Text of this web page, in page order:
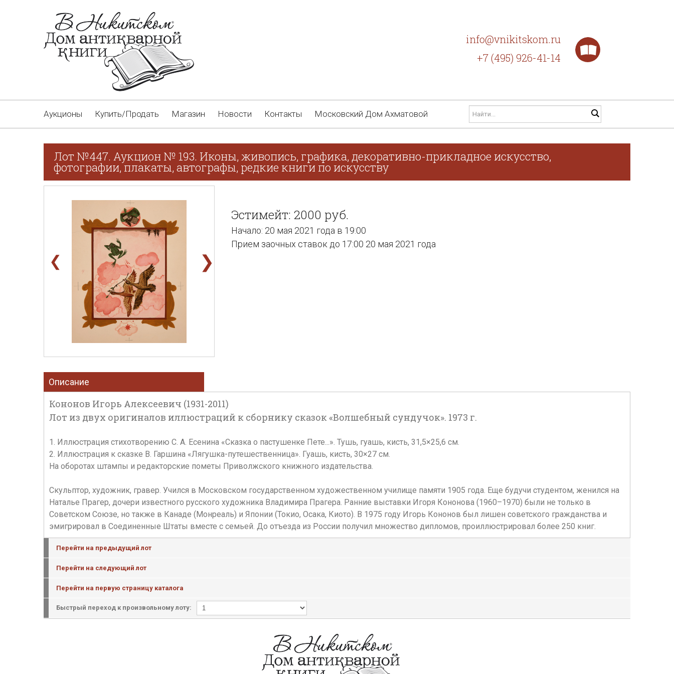
info@vnikitskom.ru
+7 (495) 926-41-14
Аукционы Купить/Продать Магазин Новости Контакты Московский Дом Ахматовой
Лот №447. Аукцион № 193. Иконы, живопись, графика, декоративно-прикладное искусство,
фотографии, плакаты, автографы, редкие книги по искусству
❮ ❯
Эстимейт: 2000 руб.
Начало: 20 мая 2021 года в 19:00
Прием заочных ставок до 17:00 20 мая 2021 года
Описание
Кононов Игорь Алексеевич (1931-2011)
Лот из двух оригиналов иллюстраций к сборнику сказок «Волшебный сундучок». 1973 г.
1. Иллюстрация стихотворению С. А. Есенина «Сказка о пастушенке Пете...». Тушь, гуашь, кисть, 31,5×25,6 см.
2. Иллюстрация к сказке В. Гаршина «Лягушка-путешественница». Гуашь, кисть, 30×27 см.
На оборотах штампы и редакторские пометы Приволжского книжного издательства.
Скульптор, художник, гравер. Учился в Московском государственном художественном училище памяти 1905 года. Еще будучи студентом, женился на
Наталье Прагер, дочери известного русского художника Владимира Прагера. Ранние выставки Игоря Кононова (1960–1970) были не только в
Советском Союзе, но также в Канаде (Монреаль) и Японии (Токио, Осака, Киото). В 1975 году Игорь Кононов был лишен советского гражданства и
эмигрировал в Соединенные Штаты вместе с семьей. До отъезда из России получил множество дипломов, проиллюстрировал более 250 книг.
Перейти на предыдущий лот
Перейти на следующий лот
Перейти на первую страницу каталога
Быстрый переход к произвольному лоту: